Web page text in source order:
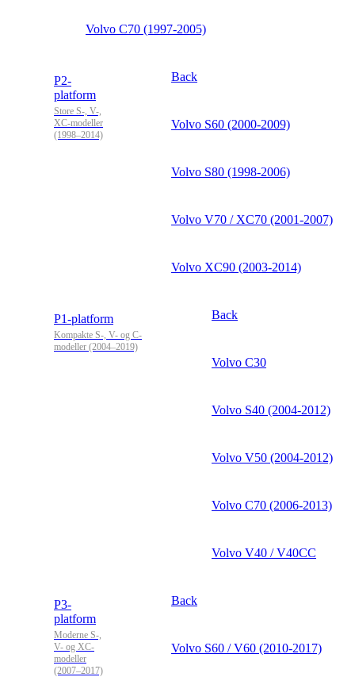
Volvo C70 (1997-2005)
P2-
platform
Store S-, V-,
XC-modeller
(1998–2014)
Back
Volvo S60 (2000-2009)
Volvo S80 (1998-2006)
Volvo V70 / XC70 (2001-2007)
Volvo XC90 (2003-2014)
P1-platform
Kompakte S-, V- og C-
modeller (2004–2019)
Back
Volvo C30
Volvo S40 (2004-2012)
Volvo V50 (2004-2012)
Volvo C70 (2006-2013)
Volvo V40 / V40CC
P3-
platform
Moderne S-,
V- og XC-
modeller
(2007–2017)
Back
Volvo S60 / V60 (2010-2017)